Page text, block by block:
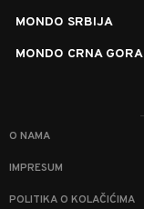
MONDO SRBIJA
MONDO CRNA GORA
O NAMA
IMPRESUM
POLITIKA O KOLAČIĆIMA